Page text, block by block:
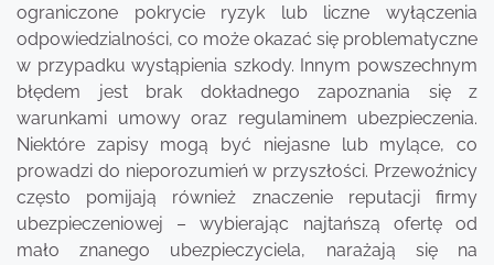
ograniczone pokrycie ryzyk lub liczne wyłączenia
odpowiedzialności, co może okazać się problematyczne
w przypadku wystąpienia szkody. Innym powszechnym
błędem jest brak dokładnego zapoznania się z
warunkami umowy oraz regulaminem ubezpieczenia.
Niektóre zapisy mogą być niejasne lub mylące, co
prowadzi do nieporozumień w przyszłości. Przewoźnicy
często pomijają również znaczenie reputacji firmy
ubezpieczeniowej – wybierając najtańszą ofertę od
mało znanego ubezpieczyciela, narażają się na